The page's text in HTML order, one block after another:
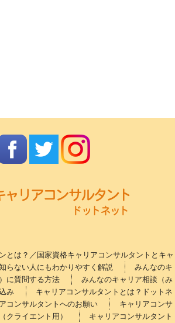
とは？／国家資格キャリアコンサルタントとキャ
らない人にもわかりやすく解説
みんなのキ
に質問する方法
みんなのキャリア相談（み
み
キャリアコンサルタントとは？ドットネ
コンサルタントへのお願い
キャリアコンサ
クライエント用）
キャリアコンサルタント